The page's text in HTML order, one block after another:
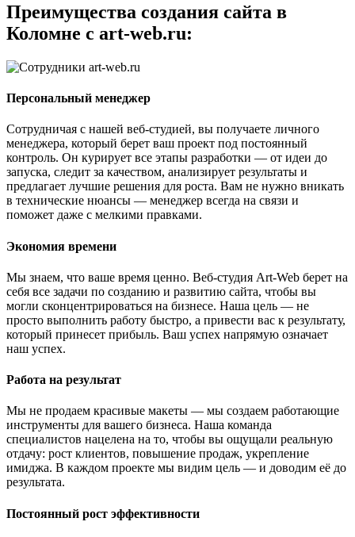
Преимущества создания сайта в
Коломне с art-web.ru:
Персональный менеджер
Сотрудничая с нашей веб-студией, вы получаете личного
менеджера, который берет ваш проект под постоянный
контроль. Он курирует все этапы разработки — от идеи до
запуска, следит за качеством, анализирует результаты и
предлагает лучшие решения для роста. Вам не нужно вникать
в технические нюансы — менеджер всегда на связи и
поможет даже с мелкими правками.
Экономия времени
Мы знаем, что ваше время ценно. Веб-студия Art-Web берет на
себя все задачи по созданию и развитию сайта, чтобы вы
могли сконцентрироваться на бизнесе. Наша цель — не
просто выполнить работу быстро, а привести вас к результату,
который принесет прибыль. Ваш успех напрямую означает
наш успех.
Работа на результат
Мы не продаем красивые макеты — мы создаем работающие
инструменты для вашего бизнеса. Наша команда
специалистов нацелена на то, чтобы вы ощущали реальную
отдачу: рост клиентов, повышение продаж, укрепление
имиджа. В каждом проекте мы видим цель — и доводим её до
результата.
Постоянный рост эффективности